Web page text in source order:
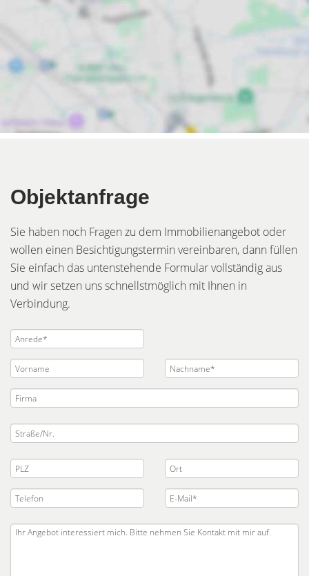
Objektanfrage
Sie haben noch Fragen zu dem Immobilienangebot oder
wollen einen Besichtigungstermin vereinbaren, dann füllen
Sie einfach das untenstehende Formular vollständig aus
und wir setzen uns schnellstmöglich mit Ihnen in
Verbindung.